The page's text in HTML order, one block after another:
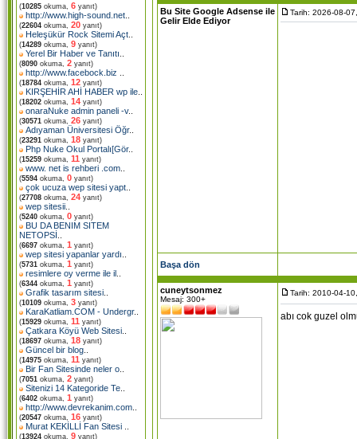
(10285 okuma, 6 yanıt)
http://www.high-sound.net
(22604 okuma, 20 yanıt)
Heleşükür Rock Sitemi Açt
(14289 okuma, 9 yanıt)
Yerel Bir Haber ve Tanıtı
(8090 okuma, 2 yanıt)
http://www.facebock.biz
(18784 okuma, 12 yanıt)
KIRŞEHİR AHİ HABER wp ile
(18202 okuma, 14 yanıt)
onaraNuke admin paneli -v..
(30571 okuma, 26 yanıt)
Adıyaman Üniversitesi Öğr..
(23291 okuma, 18 yanıt)
Php Nuke Okul Portalı[Gör..
(15259 okuma, 11 yanıt)
www. net is rehberi .com
(5594 okuma, 0 yanıt)
çok ucuza wep sitesi yapt
(27708 okuma, 24 yanıt)
wep sitesii
(5240 okuma, 0 yanıt)
BU DA BENIM SITEM
NETOPSİ
(6697 okuma, 1 yanıt)
wep sitesi yapanlar yardı
(5731 okuma, 1 yanıt)
resimlere oy verme ile il
(6344 okuma, 1 yanıt)
Grafik tasarım sitesi
(10109 okuma, 3 yanıt)
KaraKatliam.COM - Undergr..
(15929 okuma, 11 yanıt)
Çatkara Köyü Web Sitesi
(18697 okuma, 18 yanıt)
Güncel bir blog
(14975 okuma, 11 yanıt)
Bir Fan Sitesinde neler o
(7051 okuma, 2 yanıt)
Sitenizi 14 Kategoride Te
(6402 okuma, 1 yanıt)
http://www.devrekanim.com
(20547 okuma, 16 yanıt)
Murat KEKİLLİ Fan Sitesi
(13924 okuma, 9 yanıt)
Bu Site Google Adsense ile
Gelir Elde Ediyor
Tarih: 2026-08-
Başa dön
cuneytsonmez
Mesaj: 300+
Tarih: 2010-04-
abı cok guzel